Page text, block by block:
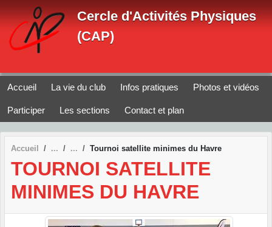
Cercle d'Activités Physiques
(CAP)
Accueil La vie du club Infos pratiques Photos et vidéos
Participer Les sections Contact et plan
Accueil Tournoi satellite minimes du Havre
TOURNOI SATELLITE
MINIMES DU HAVRE
Panneau de gestion des cookies